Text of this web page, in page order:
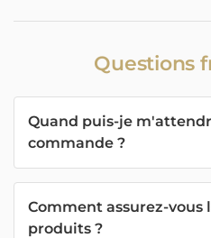
Questions
Quand puis-je
commande ?
Comment assurez-vous
produits ?